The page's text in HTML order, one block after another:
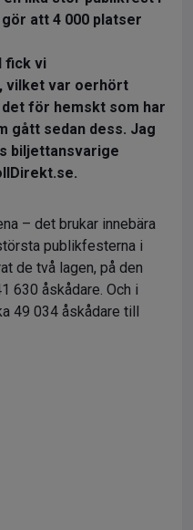
att 4 000 platser
fick vi
vilket var oerhört
för hemskt som har
gått sedan dess. Jag
biljettansvarige
– det brukar innebära
publikfesterna i
de två lagen, på den
630 åskådare. Och i
49 034 åskådare till